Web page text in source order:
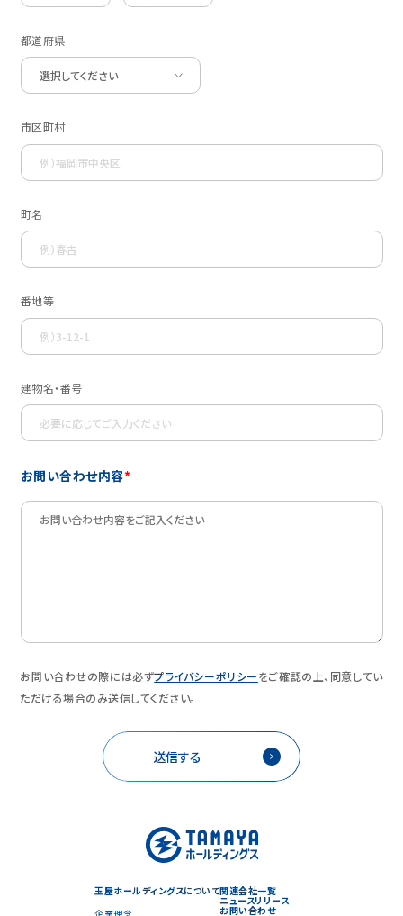
都道府県
市区町村
町名
番地等
建物名・番号
お問い合わせ内容*
お問い合わせの際には必ずプライバシーポリシーをご確認の上、同意してい
ただける場合のみ送信してください。
玉屋ホールディングスについて関連会社一覧
ニュースリリース
お問い合わせ